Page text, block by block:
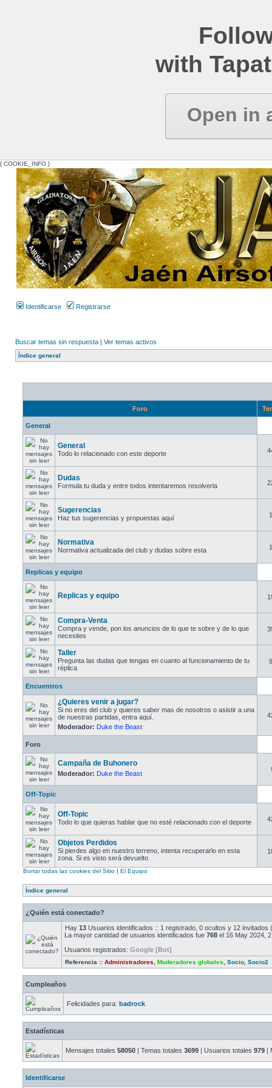
with
Open in
{ COOKIE_INFO }
Identificarse Registrarse
Buscar temas sin respuesta | Ver temas activos
Índice general
Foro
General
General
Todo lo relacionado con este deporte
Dudas
Formula tu duda y entre todos intentaremos resolverla
Sugerencias
Haz tus sugerencias y propuestas aquí
Normativa
Normativa actualizada del club y dudas sobre esta
Replicas y equipo
Replicas y equipo
Compra-Venta
Compra y vende, pon los anuncios de lo que te sobre y de lo que
necesites
Taller
Pregunta las dudas que tengas en cuanto al funcionamiento de tu
réplica
Encuentros
¿Quieres venir a jugar?
Si no eres del club y quieres saber mas de nosotros o asistir a una
de nuestras partidas, entra aquí.
Moderador: Duke the Beast
Foro
Campaña de Buhonero
Moderador: Duke the Beast
Off-Topic
Off-Topic
Todo lo que quieras hablar que no esté relacionado con el deporte
Objetos Perdidos
Si pierdes algo en nuestro terreno, intenta recuperarlo en esta
zona. Si es visto será devuelto
Borrar todas las cookies del Sitio | El Equipo
Índice general
¿Quién está conectado?
Hay 13 Usuarios identificados :: 1 registrado, 0 ocultos y 12
La mayor cantidad de usuarios identificados fue 768 el 16 May 2024,
Usuarios registrados: Google [Bot]
Referencia :: Administradores Moderadores globales Socio Socio2
Cumpleaños
Felicidades para: badrock
Estadísticas
Mensajes totales 58050 | Temas totales 3699 | Usuarios totales 979 |
Identificarse